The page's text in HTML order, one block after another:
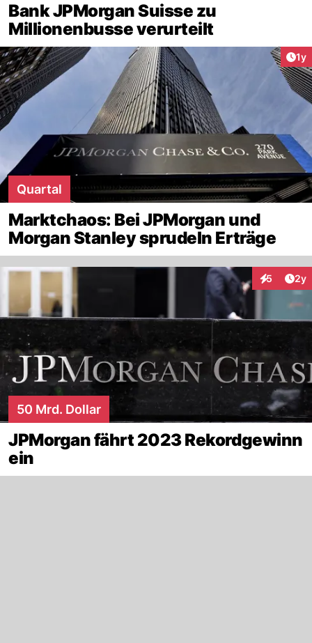
Bank JPMorgan Suisse zu
Millionenbusse verurteilt
1y
Quartal
Marktchaos: Bei JPMorgan und
Morgan Stanley sprudeln Erträge
5 2y
50 Mrd. Dollar
JPMorgan fährt 2023 Rekordgewinn
ein